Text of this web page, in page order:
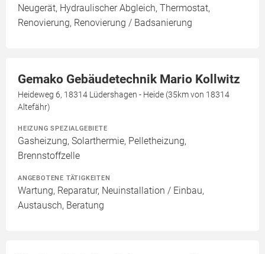
Neugerät, Hydraulischer Abgleich, Thermostat,
Renovierung, Renovierung / Badsanierung
Gemako Gebäudetechnik Mario Kollwitz
Heideweg 6, 18314 Lüdershagen - Heide (35km von 18314
Altefähr)
HEIZUNG SPEZIALGEBIETE
Gasheizung, Solarthermie, Pelletheizung,
Brennstoffzelle
ANGEBOTENE TÄTIGKEITEN
Wartung, Reparatur, Neuinstallation / Einbau,
Austausch, Beratung